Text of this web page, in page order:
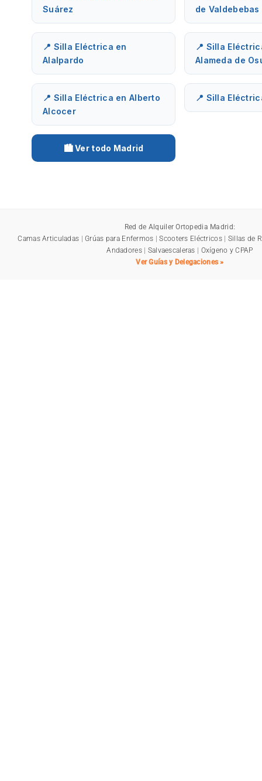
Suárez
de Valdebebas
📍 Silla Eléctrica en
Alalpardo
📍 Silla
Alameda de
📍 Silla Eléctrica en Alberto
Alcocer
📍 Silla
🏙️ Ver todo Madrid
Red de Alquiler Ortopedia Madrid:
Camas Articuladas |Grúas para Enfermos |Scooters Eléctricos| Sillas de
Andadores| Salvaescaleras | Oxígeno y CPAP
Ver Guías y Delegaciones »